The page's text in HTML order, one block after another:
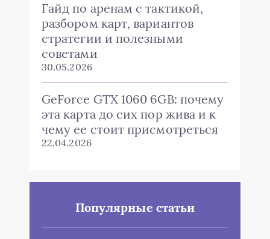
Гайд по аренам с тактикой,
разбором карт, вариантов
стратегии и полезными
советами
30.05.2026
GeForce GTX 1060 6GB: почему
эта карта до сих пор жива и к
чему ее стоит присмотреться
22.04.2026
Популярные статьи